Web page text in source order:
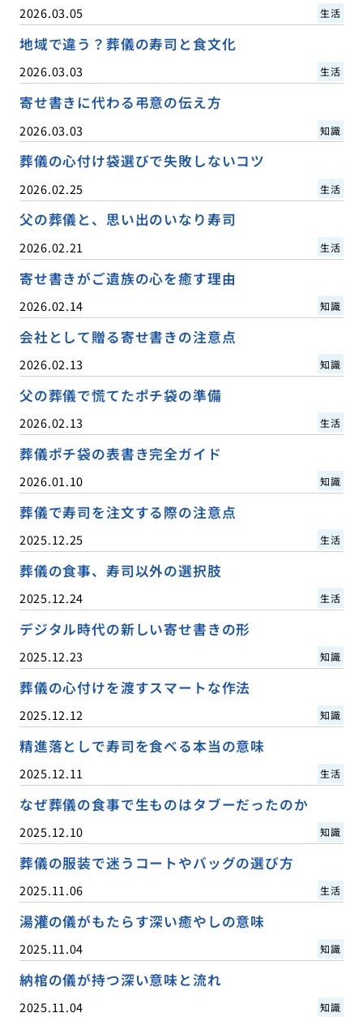
2026.03.05 生活
地域で違う？葬儀の寿司と食文化
2026.03.03 生活
寄せ書きに代わる弔意の伝え方
2026.03.03 知識
葬儀の心付け袋選びで失敗しないコツ
2026.02.25 生活
父の葬儀と、思い出のいなり寿司
2026.02.21 生活
寄せ書きがご遺族の心を癒す理由
2026.02.14 知識
会社として贈る寄せ書きの注意点
2026.02.13 知識
父の葬儀で慌てたポチ袋の準備
2026.02.13 生活
葬儀ポチ袋の表書き完全ガイド
2026.01.10 知識
葬儀で寿司を注文する際の注意点
2025.12.25 生活
葬儀の食事、寿司以外の選択肢
2025.12.24 生活
デジタル時代の新しい寄せ書きの形
2025.12.23 知識
葬儀の心付けを渡すスマートな作法
2025.12.12 知識
精進落としで寿司を食べる本当の意味
2025.12.11 生活
なぜ葬儀の食事で生ものはタブーだったのか
2025.12.10 知識
葬儀の服装で迷うコートやバッグの選び方
2025.11.06 生活
湯灌の儀がもたらす深い癒やしの意味
2025.11.04 知識
納棺の儀が持つ深い意味と流れ
2025.11.04 知識